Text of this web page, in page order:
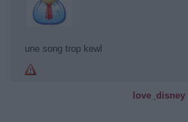
une song trop kewl
love_disney